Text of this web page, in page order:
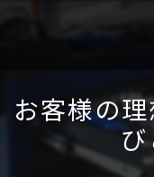
お客様の